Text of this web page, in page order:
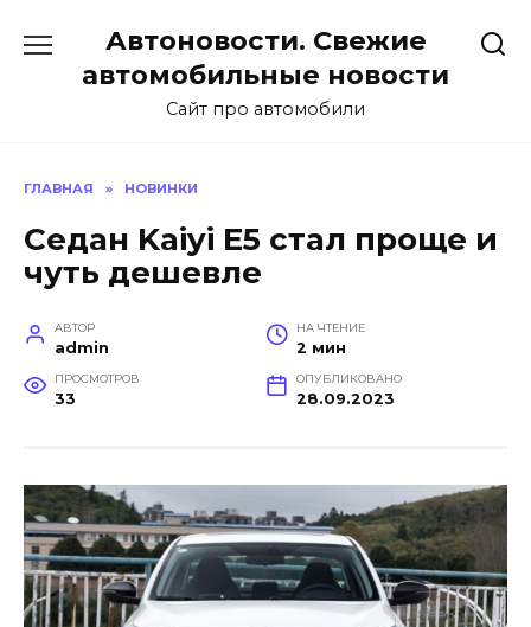
содержанию
Автоновости. Свежие
автомобильные новости
Сайт про автомобили
ГЛАВНАЯ » НОВИНКИ
Седан Kaiyi E5 стал проще и
чуть дешевле
АВТОР
admin
НА ЧТЕНИЕ
2 мин
ПРОСМОТРОВ
33
ОПУБЛИКОВАНО
28.09.2023